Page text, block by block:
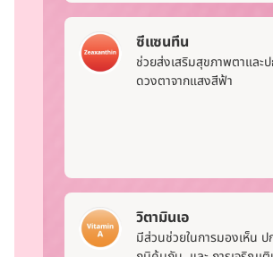
ซีแซนทีน
ช่วยส่งเสริมสุขภาพตาและ
ดวงตาจากแสงสีฟ้า
วิตามินเอ
มีส่วนช่วยในการมองเห็น ป